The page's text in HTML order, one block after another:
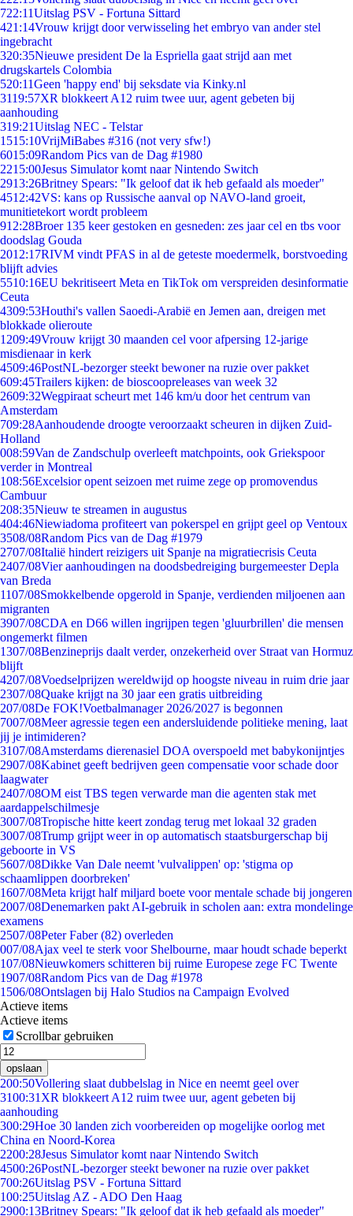
722:11Uitslag PSV - Fortuna Sittard
421:14Vrouw krijgt door verwisseling het embryo van ander stel
ingebracht
320:35Nieuwe president De la Espriella gaat strijd aan met
drugskartels Colombia
520:11Geen 'happy end' bij seksdate via Kinky.nl
3119:57XR blokkeert A12 ruim twee uur, agent gebeten bij
aanhouding
319:21Uitslag NEC - Telstar
1515:10VrijMiBabes #316 (not very sfw!)
6015:09Random Pics van de Dag #1980
2215:00Jesus Simulator komt naar Nintendo Switch
2913:26Britney Spears: "Ik geloof dat ik heb gefaald als moeder"
4512:42VS: kans op Russische aanval op NAVO-land groeit,
munitietekort wordt probleem
912:28Broer 135 keer gestoken en gesneden: zes jaar cel en tbs voor
doodslag Gouda
2012:17RIVM vindt PFAS in al de geteste moedermelk, borstvoeding
blijft advies
5510:16EU bekritiseert Meta en TikTok om verspreiden desinformatie
Ceuta
4309:53Houthi's vallen Saoedi-Arabië en Jemen aan, dreigen met
blokkade olieroute
1209:49Vrouw krijgt 30 maanden cel voor afpersing 12-jarige
misdienaar in kerk
4509:46PostNL-bezorger steekt bewoner na ruzie over pakket
609:45Trailers kijken: de bioscoopreleases van week 32
2609:32Wegpiraat scheurt met 146 km/u door het centrum van
Amsterdam
709:28Aanhoudende droogte veroorzaakt scheuren in dijken Zuid-
Holland
008:59Van de Zandschulp overleeft matchpoints, ook Griekspoor
verder in Montreal
108:56Excelsior opent seizoen met ruime zege op promovendus
Cambuur
208:35Nieuw te streamen in augustus
404:46Niewiadoma profiteert van pokerspel en grijpt geel op Ventoux
3508/08Random Pics van de Dag #1979
2707/08Italië hindert reizigers uit Spanje na migratiecrisis Ceuta
2407/08Vier aanhoudingen na doodsbedreiging burgemeester Depla
van Breda
1107/08Smokkelbende opgerold in Spanje, verdienden miljoenen aan
migranten
3907/08CDA en D66 willen ingrijpen tegen 'gluurbrillen' die mensen
ongemerkt filmen
1307/08Benzineprijs daalt verder, onzekerheid over Straat van Hormuz
blijft
4207/08Voedselprijzen wereldwijd op hoogste niveau in ruim drie jaar
2307/08Quake krijgt na 30 jaar een gratis uitbreiding
207/08De FOK!Voetbalmanager 2026/2027 is begonnen
7007/08Meer agressie tegen een andersluidende politieke mening, laat
jij je intimideren?
3107/08Amsterdams dierenasiel DOA overspoeld met babykonijntjes
2907/08Kabinet geeft bedrijven geen compensatie voor schade door
laagwater
2407/08OM eist TBS tegen verwarde man die agenten stak met
aardappelschilmesje
3007/08Tropische hitte keert zondag terug met lokaal 32 graden
3007/08Trump grijpt weer in op automatisch staatsburgerschap bij
geboorte in VS
5607/08Dikke Van Dale neemt 'vulvalippen' op: 'stigma op
schaamlippen doorbreken'
1607/08Meta krijgt half miljard boete voor mentale schade bij jongeren
2007/08Denemarken pakt AI-gebruik in scholen aan: extra mondelinge
examens
2507/08Peter Faber (82) overleden
007/08Ajax veel te sterk voor Shelbourne, maar houdt schade beperkt
107/08Nieuwkomers schitteren bij ruime Europese zege FC Twente
1907/08Random Pics van de Dag #1978
1506/08Ontslagen bij Halo Studios na Campaign Evolved
Actieve items
Actieve items
Scrollbar gebruiken
opslaan
200:50Vollering slaat dubbelslag in Nice en neemt geel over
3100:31 XR blokkeert A12 ruim twee uur, agent gebeten bij
aanhouding
300:29Hoe 30 landen zich voorbereiden op mogelijke oorlog met
China en Noord-Korea
2200:28Jesus Simulator komt naar Nintendo Switch
4500:26PostNL-bezorger steekt bewoner na ruzie over pakket
700:26Uitslag PSV - Fortuna Sittard
100:25Uitslag AZ - ADO Den Haag
2900:13Britney Spears: "Ik geloof dat ik heb gefaald als moeder"